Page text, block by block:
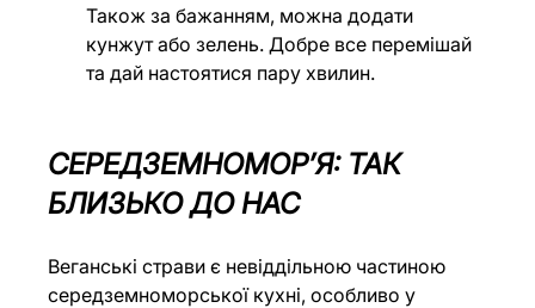
Також за бажанням, можна додати
кунжут або зелень. Добре все перемішай
та дай настоятися пару хвилин.
СЕРЕДЗЕМНОМОРʼЯ: ТАК
БЛИЗЬКО ДО НАС
Веганські страви є невіддільною частиною
середземноморської кухні, особливо у